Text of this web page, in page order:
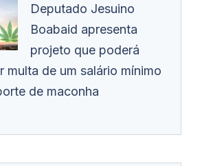
Deputado Jesuino
Boabaid apresenta
projeto que poderá
multa de um salário mínimo
de maconha